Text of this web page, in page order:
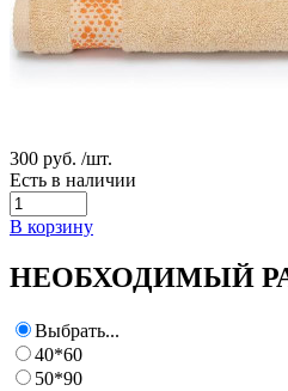
300 руб. /шт.
Есть в наличии
В корзину
НЕОБХОДИМЫЙ
Выбрать...
40*60
50*90